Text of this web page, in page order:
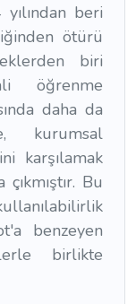
beri
ötürü
biri
öğrenme
daha da
kurumsal
karşılamak
Bu
benzeyen
birlikte